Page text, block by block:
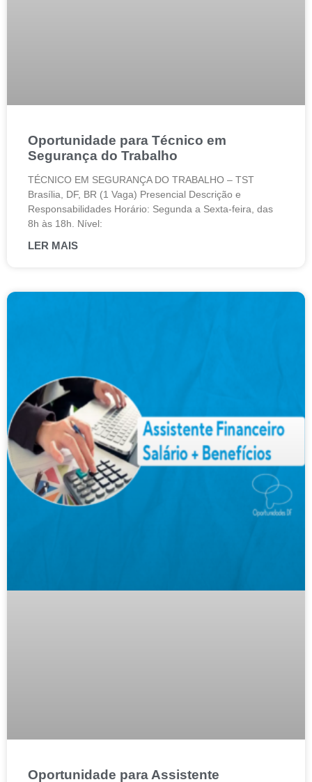
Oportunidade para Técnico em
Segurança do Trabalho
TÉCNICO EM SEGURANÇA DO TRABALHO – TST
Brasília, DF, BR (1 Vaga) Presencial Descrição e
Responsabilidades Horário: Segunda a Sexta-feira, das
8h às 18h. Nível:
LER MAIS
Oportunidade para Assistente